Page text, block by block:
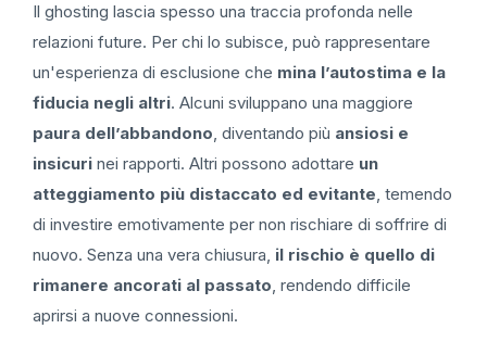
Il ghosting lascia spesso una traccia profonda nelle
relazioni future. Per chi lo subisce, può rappresentare
un'esperienza di esclusione che mina l’autostima e la
fiducia negli altri. Alcuni sviluppano una maggiore
paura dell’abbandono, diventando più ansiosi e
insicuri nei rapporti. Altri possono adottare un
atteggiamento più distaccato ed evitante, temendo
di investire emotivamente per non rischiare di soffrire di
nuovo. Senza una vera chiusura, il rischio è quello di
rimanere ancorati al passato, rendendo difficile
aprirsi a nuove connessioni.